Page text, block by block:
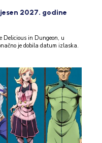
2027. godine
Delicious in Dungeon, u
je dobila datum izlaska.